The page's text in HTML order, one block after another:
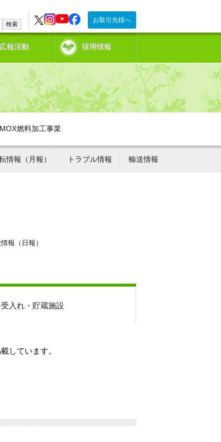
お取引先様へ
検索
報活動 採用情報
燃料加工事業
情報（月報） トラブル情報 輸送情報
報（日報）
受入れ・貯蔵施設
しています。